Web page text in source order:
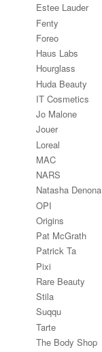
Estee Lauder
Fenty
Foreo
Haus Labs
Hourglass
Huda Beauty
IT Cosmetics
Jo Malone
Jouer
Loreal
MAC
NARS
Natasha Denona
OPI
Origins
Pat McGrath
Patrick Ta
Pixi
Rare Beauty
Stila
Suqqu
Tarte
The Body Shop